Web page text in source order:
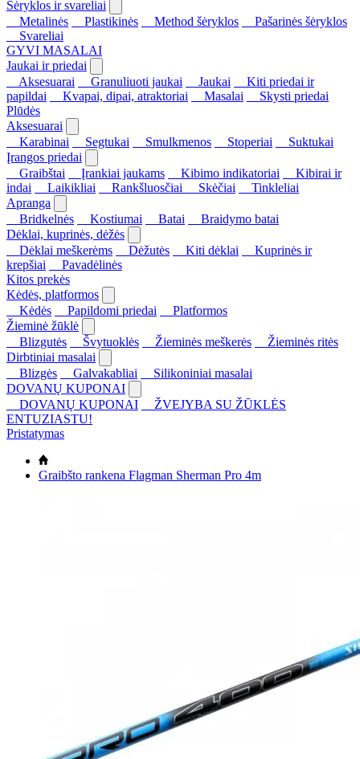
Šėryklos ir svareliai
Metalinės
Plastikinės Method šėryklos
Pašarinės šėryklos
Svareliai
GYVI MASALAI
Jaukai ir priedai
Aksesuarai
Granuliuoti jaukai Jaukai
Kiti priedai ir
papildai
Kvapai, dipai, atraktoriai Masalai
Skysti priedai
Plūdės
Aksesuarai
Karabinai
Segtukai Smulkmenos Stoperiai
Suktukai
Įrangos priedai
Graibštai
Įrankiai jaukams Kibimo indikatoriai
Kibirai ir
indai
Laikikliai Rankšluosčiai Skėčiai
Tinkleliai
Apranga
Bridkelnės
Kostiumai Batai
Braidymo batai
Dėklai, kuprinės, dėžės
Dėklai meškerėms
Dėžutės Kiti dėklai
Kuprinės ir
krepšiai
Pavadėlinės
Kitos prekės
Kėdės, platformos
Kėdės
Papildomi priedai
Platformos
Žieminė žūklė
Blizgutės
Švytuoklės Žieminės meškerės
Žieminės ritės
Dirbtiniai masalai
Blizgės
Galvakabliai
Silikoniniai masalai
DOVANŲ KUPONAI
DOVANŲ KUPONAI
ŽVEJYBA SU ŽŪKLĖS
ENTUZIASTU!
Pristatymas
Graibšto rankena Flagman Sherman Pro 4m